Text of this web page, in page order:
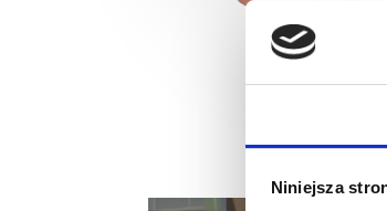
Niniejsza